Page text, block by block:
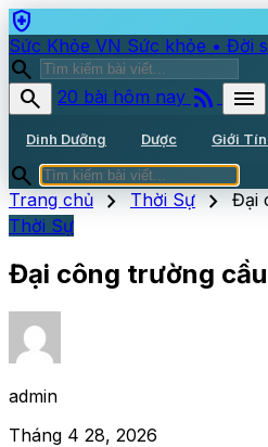
health_and_safety
Sức Khỏe VN Sức khỏe • Đời
search
search
20 bài hôm nay rss_feed menu
Dinh Dưỡng Dược Giới
search
Trang chủ chevron_right Thời Sự chevron_right Đại
Thời Sự
Đại công trường
admin
Tháng 4 28, 2026